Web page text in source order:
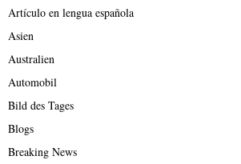
Artículo en lengua española
Asien
Australien
Automobil
Bild des Tages
Blogs
Breaking News